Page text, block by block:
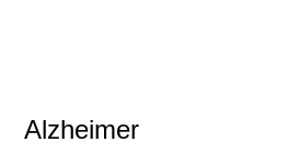
Alzheimer